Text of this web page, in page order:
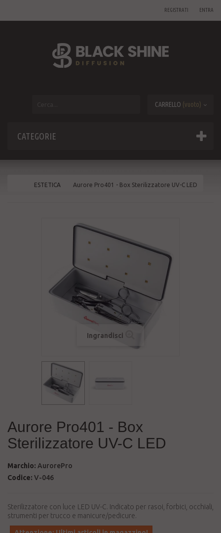
ENTRA
REGISTRATI
CARRELLO (vuoto)
CATEGORIE
ESTETICA Aurore Pro401 - Box Sterilizzatore UV-C LED
Ingrandisci
Aurore Pro401 - Box
Sterilizzatore UV-C LED
Marchio: AurorePro
Codice: V-046
Sterilizzatore con luce LED UV-C. Indicato per rasoi, forbici, occhiali,
strumenti per trucco e manicure/pedicure.